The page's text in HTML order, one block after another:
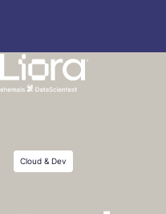
springen
Cloud & Dev